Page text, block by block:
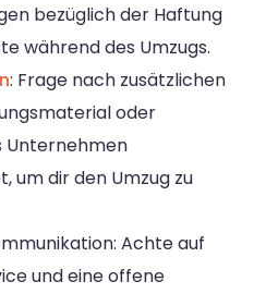
bezüglich der Haftung
während des Umzugs.
: Frage nach zusätzlichen
oder
Unternehmen
um dir den Umzug zu
Achte auf
und eine offene